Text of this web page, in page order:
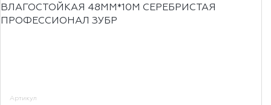
ВЛАГОСТОЙКАЯ 48ММ*10М СЕРЕБРИСТАЯ
ПРОФЕССИОНАЛ ЗУБР
Артикул